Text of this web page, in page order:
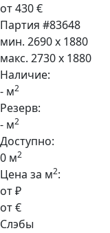
от 430 €
Партия #83648
мин. 2690 x 1880
макс. 2730 x 1880
Наличие:
- м2
Резерв:
- м2
Доступно:
0 м2
Цена за м2:
от ₽
от €
Слэбы